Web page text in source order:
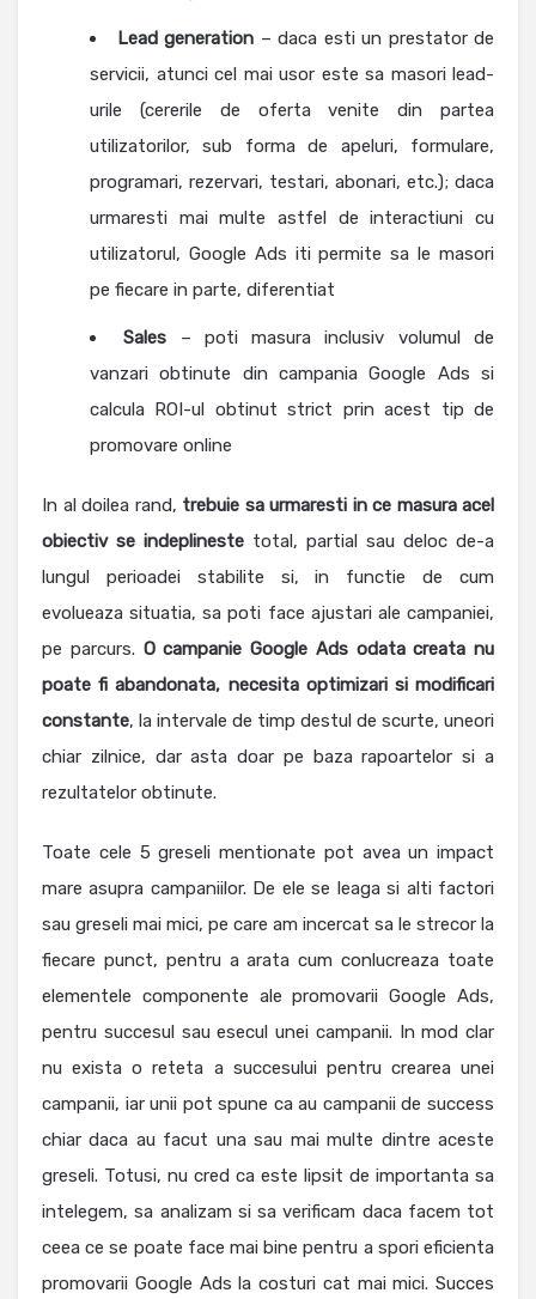
Lead generation – daca esti un prestator de
servicii, atunci cel mai usor este sa masori lead-
urile (cererile de oferta venite din partea
utilizatorilor, sub forma de apeluri, formulare,
programari, rezervari, testari, abonari, etc.); daca
urmaresti mai multe astfel de interactiuni cu
utilizatorul, Google Ads iti permite sa le masori
pe fiecare in parte, diferentiat
Sales – poti masura inclusiv volumul de
vanzari obtinute din campania Google Ads si
calcula ROI-ul obtinut strict prin acest tip de
promovare online
In al doilea rand, trebuie sa urmaresti in ce masura acel
obiectiv se indeplineste total, partial sau deloc de-a
lungul perioadei stabilite si, in functie de cum
evolueaza situatia, sa poti face ajustari ale campaniei,
pe parcurs. O campanie Google Ads odata creata nu
poate fi abandonata, necesita optimizari si modificari
constante, la intervale de timp destul de scurte, uneori
chiar zilnice, dar asta doar pe baza rapoartelor si a
rezultatelor obtinute.
Toate cele 5 greseli mentionate pot avea un impact
mare asupra campaniilor. De ele se leaga si alti factori
sau greseli mai mici, pe care am incercat sa le strecor la
fiecare punct, pentru a arata cum conlucreaza toate
elementele componente ale promovarii Google Ads,
pentru succesul sau esecul unei campanii. In mod clar
nu exista o reteta a succesului pentru crearea unei
campanii, iar unii pot spune ca au campanii de success
chiar daca au facut una sau mai multe dintre aceste
greseli. Totusi, nu cred ca este lipsit de importanta sa
intelegem, sa analizam si sa verificam daca facem tot
ceea ce se poate face mai bine pentru a spori eficienta
promovarii Google Ads la costuri cat mai mici. Succes